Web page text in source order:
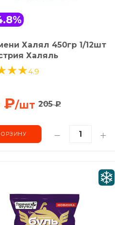
%
Халял 450гр 1/12шт
Халяль
4.9
₽/шт 205₽